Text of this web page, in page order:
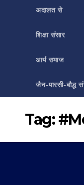
अदालत से
शिक्षा संसार
आर्य समाज
जैन-पारसी-बौद्ध
Tag: